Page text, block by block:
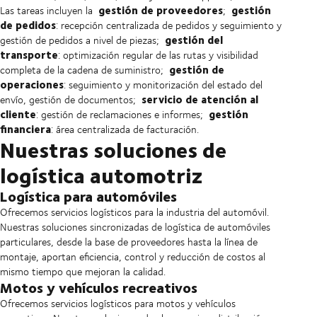
Las tareas incluyen la gestión de proveedores; gestión
de pedidos: recepción centralizada de pedidos y seguimiento y
gestión de pedidos a nivel de piezas; gestión del
transporte: optimización regular de las rutas y visibilidad
completa de la cadena de suministro; gestión de
operaciones: seguimiento y monitorización del estado del
envío, gestión de documentos; servicio de atención al
cliente: gestión de reclamaciones e informes; gestión
financiera: área centralizada de facturación.
Nuestras soluciones de
logística automotriz
Logística para automóviles
Ofrecemos servicios logísticos para la industria del automóvil.
Nuestras soluciones sincronizadas de logística de automóviles
particulares, desde la base de proveedores hasta la línea de
montaje, aportan eficiencia, control y reducción de costos al
mismo tiempo que mejoran la calidad.
Motos y vehículos recreativos
Ofrecemos servicios logísticos para motos y vehículos